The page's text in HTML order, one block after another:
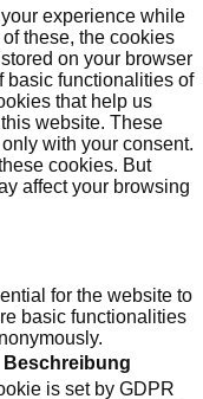
experience while
these, the cookies
on your browser
basic functionalities of
that help us
website. These
with your consent.
cookies. But
affect your browsing
for the website to
basic functionalities
Beschreibung
is set by GDPR